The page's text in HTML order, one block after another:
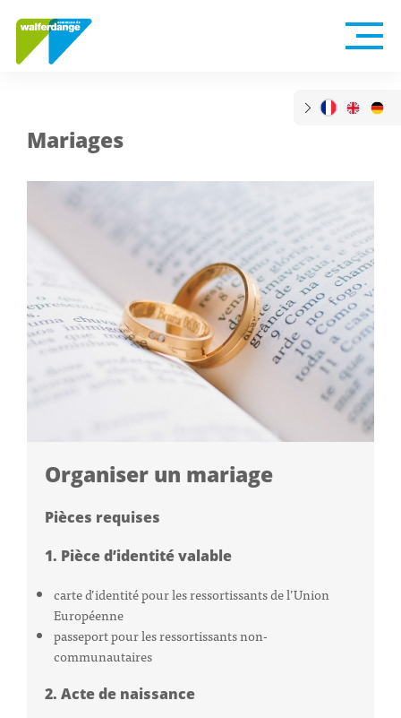
Mariages
Organiser un mariage
Pièces requises
1. Pièce d’identité valable
carte d’identité pour les ressortissants de l’Union
Européenne
passeport pour les ressortissants non-
communautaires
2. Acte de naissance